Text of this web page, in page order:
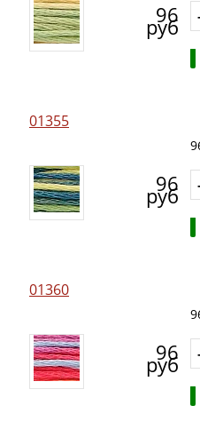
96
руб
01355
96
руб
01360
96
руб